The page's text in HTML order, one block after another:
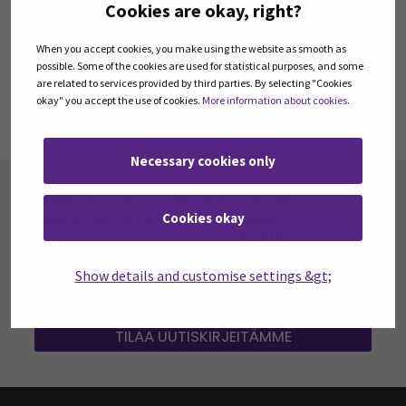
Cookies are okay, right?
When you accept cookies, you make using the website as smooth as
possible. Some of the cookies are used for statistical purposes, and some
are related to services provided by third parties. By selecting "Cookies
okay" you accept the use of cookies. More information about cookies.
Necessary cookies only
Cookies okay
Show details and customise settings &gt;
Asiantuntemus
Palveluliiketoiminnan kehittäminen, matkailu,
TILAA SEAMKIN UUTISKIRJEITÄ
SEAMK tuottaa uutiskirjeitä eri aiheista.
Uutiskirjeemme ovat koosteita SEAMKin
opetuksen ja tutkimuksen ja kehittämisen
TILAA UUTISKIRJEITÄMME